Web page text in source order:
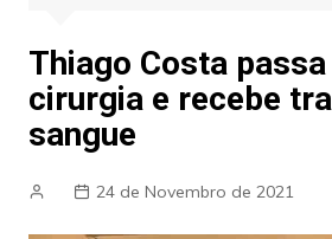
Thiago Costa
cirurgia e recebe
sangue
24 de Novembro de 2021